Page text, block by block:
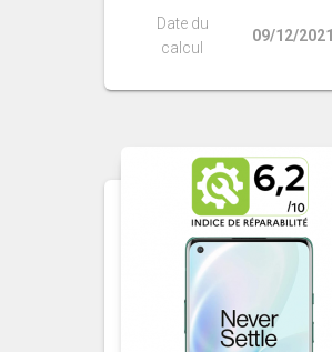
Date du
calcul
09/12/2021